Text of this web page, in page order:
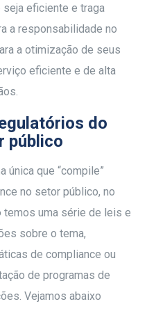
seja eficiente e traga
a responsabilidade no
a otimização de seus
eficiente e de alta
do
público
única que “compile”
no setor público, no
temos uma série de leis e
sobre o tema,
de compliance ou
de programas de
Vejamos abaixo